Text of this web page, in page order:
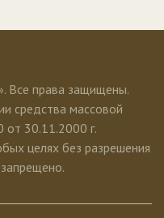
права защищены.
средства массовой
30.11.2000 г.
целях без разрешения